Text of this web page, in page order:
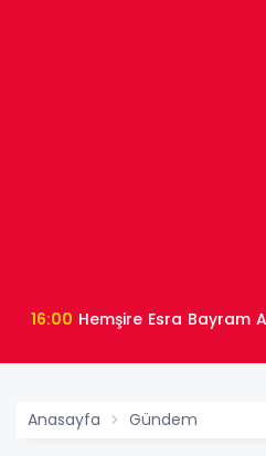
16:00 Hemşire Esra Bayram
Anasayfa Gündem